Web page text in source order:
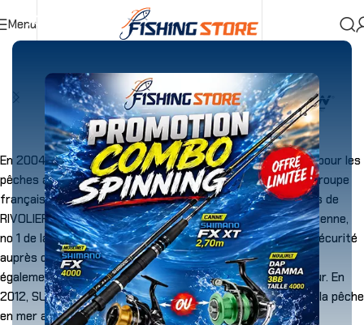
Menu
Accueil»SERT
En 2004, les marques PROWESS pour la carpe, et SAKURA pour les
pêches aux leurres, voient le jour. En 2011, SERT rejoint le groupe
français dirigé par Monsieur Arnaud VAN ROBAIS, aux côtés de
RIVOLIER, son illustre société sœur basée près de Saint Etienne,
no 1 de la chasse en France et leader dans le métier de la sécurité
auprès des armées et forces de l’ordre françaises. En 2011
également, la marque KATUSHA spécialisée silure voit le jour. En
2012, SUNSET devient une marque à part entière, dédiée à la pêche
en mer aux appâts du bord comme en bateau. GARBOLINO,